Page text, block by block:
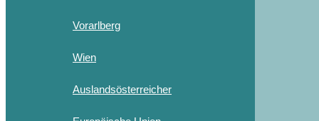
Vorarlberg
Wien
Auslandsösterreicher